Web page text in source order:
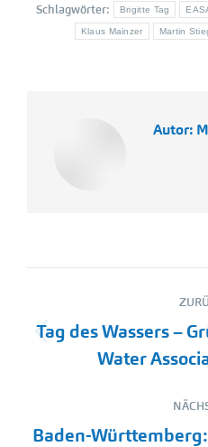
Schlagwörter: Brigitte Tag
Klaus Mainzer Martin
Autor:
Tag des Wassers –
Water
Baden-